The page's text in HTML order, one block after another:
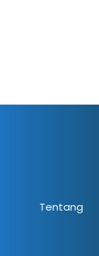
Tentang